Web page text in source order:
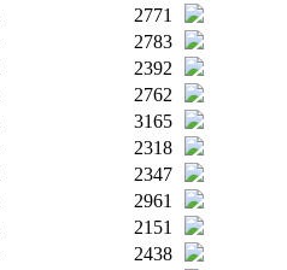
2771
2783
2392
2762
3165
2318
2347
2961
2151
2438